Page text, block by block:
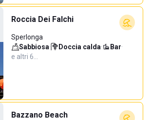
Roccia Dei Falchi
Sperlonga
Sabbiosa· Doccia calda· Bar·
e altri 6…
Bazzano Beach